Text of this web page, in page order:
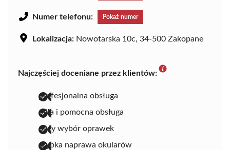
Numer telefonu: Pokaż numer
Lokalizacja: Nowotarska 10c, 34-500 Zakopane
Najczęściej doceniane przez klientów:
profesjonalna obsługa
miła i pomocna obsługa
duży wybór oprawek
szybka naprawa okularów